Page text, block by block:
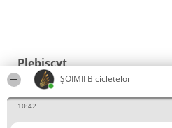
ȘOIMII Bicicletelor
10:42
Plebiscyt
Câștigătorii
Reguli